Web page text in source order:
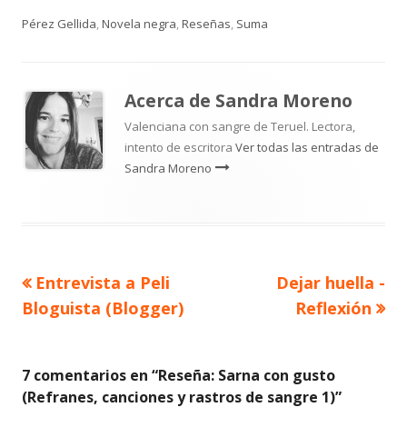
el
Pérez Gellida,Novela negra,Reseñas, Suma
Acerca de Sandra Moreno
Valenciana con sangre de Teruel. Lectora,
intento de escritora Ver todas las entradas de
Sandra Moreno
Navegación
entradas
Artículo
anterior
Entrevista a Peli
Bloguista (Blogger)
Artículo
siguiente
Dejar huella -
Reflexión
7 comentarios en “Reseña: Sarna con gusto
(Refranes, canciones y rastros de sangre 1)”